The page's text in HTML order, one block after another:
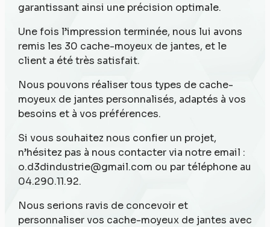
garantissant ainsi une précision optimale.
Une fois l’impression terminée, nous lui avons
remis les 30 cache-moyeux de jantes, et le
client a été très satisfait.
Nous pouvons réaliser tous types de cache-
moyeux de jantes personnalisés, adaptés à vos
besoins et à vos préférences.
Si vous souhaitez nous confier un projet,
n’hésitez pas à nous contacter via notre email :
o.d3dindustrie@gmail.com ou par téléphone au
04.290.11.92.
Nous serions ravis de concevoir et
personnaliser vos cache-moyeux de jantes avec